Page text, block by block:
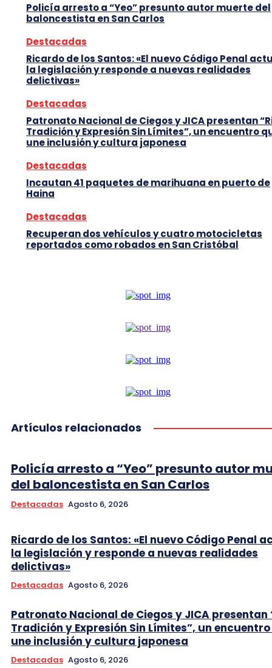
Policía arresto a “Yeo” presunto autor muerte del
baloncestista en San Carlos
Destacadas
Ricardo de los Santos: «El nuevo Código Penal
la legislación y responde a nuevas realidades
delictivas»
Destacadas
Patronato Nacional de Ciegos y JICA presentan
Tradición y Expresión Sin Límites”, un encuentro
une inclusión y cultura japonesa
Destacadas
Incautan 41 paquetes de marihuana en puerto de
Haina
Destacadas
Recuperan dos vehículos y cuatro motocicletas
reportados como robados en San Cristóbal
Artículos relacionados
Policía arresto a “Yeo” presunto autor
del baloncestista en San Carlos
Destacadas Agosto 6, 2026
Ricardo de los Santos: «El nuevo Código Penal
la legislación y responde a nuevas realidades
delictivas»
Destacadas Agosto 6, 2026
Patronato Nacional de Ciegos y JICA presentan
Tradición y Expresión Sin Límites”, un
une inclusión y cultura japonesa
Destacadas Agosto 6, 2026